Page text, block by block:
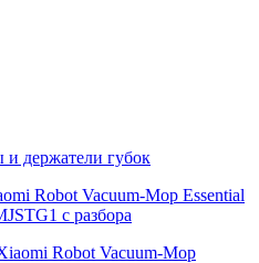
и держатели губок
Robot Vacuum-Mop Essential
с разбора